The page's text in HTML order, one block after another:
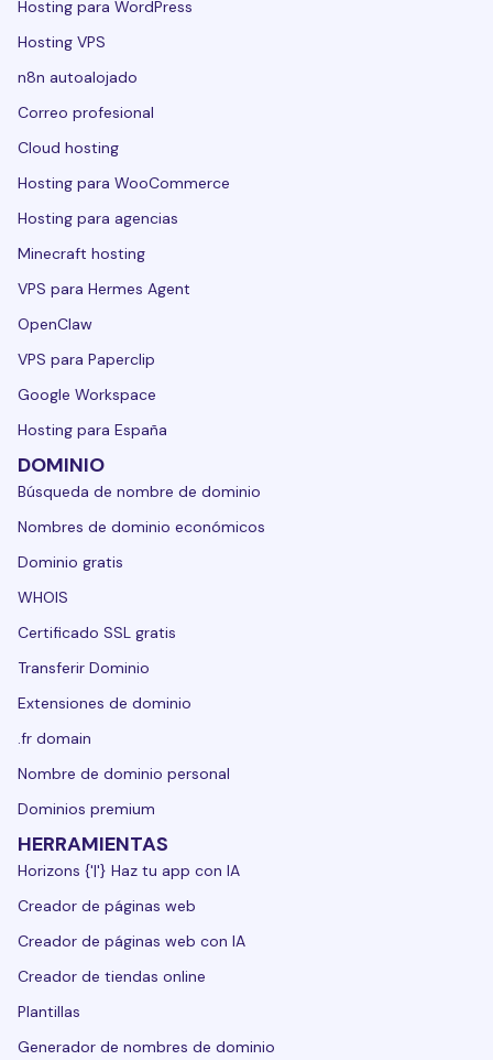
Hosting para WordPress
Hosting VPS
n8n autoalojado
Correo profesional
Cloud hosting
Hosting para WooCommerce
Hosting para agencias
Minecraft hosting
VPS para Hermes Agent
OpenClaw
VPS para Paperclip
Google Workspace
Hosting para España
DOMINIO
Búsqueda de nombre de dominio
Nombres de dominio económicos
Dominio gratis
WHOIS
Certificado SSL gratis
Transferir Dominio
Extensiones de dominio
.fr domain
Nombre de dominio personal
Dominios premium
HERRAMIENTAS
Horizons {'|'} Haz tu app con IA
Creador de páginas web
Creador de páginas web con IA
Creador de tiendas online
Plantillas
Generador de nombres de dominio